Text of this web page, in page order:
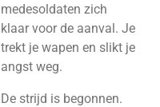
medesoldaten zich
klaar voor de aanval. Je
trekt je wapen en slikt je
angst weg.
De strijd is begonnen.